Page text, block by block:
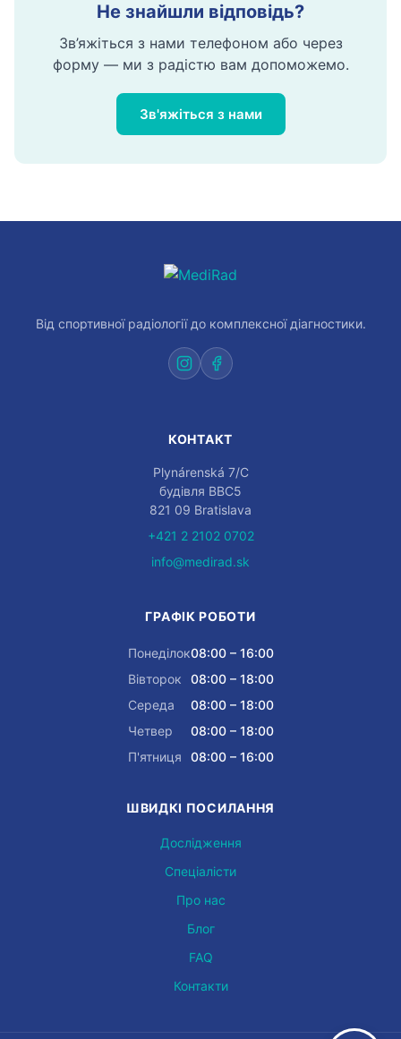
Не знайшли відповідь?
Зв’яжіться з нами телефоном або через
форму — ми з радістю вам допоможемо.
Зв'яжіться з нами
Від спортивної радіології до комплексної діагностики.
КОНТАКТ
Plynárenská 7/C
будівля BBC5
821 09 Bratislava
+421 2 2102 0702
info@medirad.sk
ГРАФІК РОБОТИ
Понеділок08:00 – 16:00
Вівторок
08:00 – 18:00
Середа
08:00 – 18:00
Четвер
08:00 – 18:00
П'ятниця
08:00 – 16:00
ШВИДКІ ПОСИЛАННЯ
Дослідження
Спеціалісти
Про нас
Блог
FAQ
Контакти